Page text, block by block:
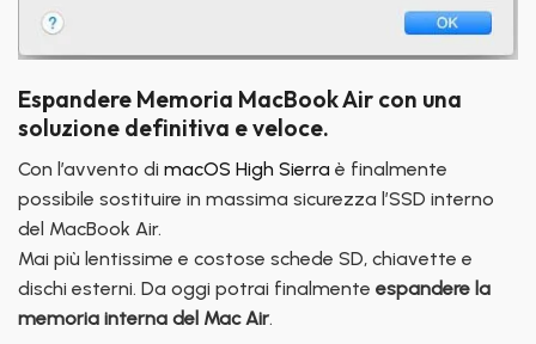
Espandere Memoria MacBook Air con una
soluzione definitiva e veloce.
Con l’avvento di macOS High Sierra è finalmente
possibile sostituire in massima sicurezza l’SSD interno
del MacBook Air.
Mai più lentissime e costose schede SD, chiavette e
dischi esterni. Da oggi potrai finalmente espandere la
memoria interna del Mac Air.